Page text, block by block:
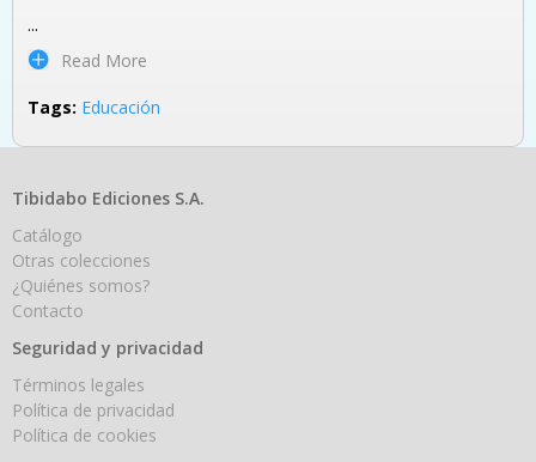
...
Read More
Tags: Educación
Tibidabo Ediciones S.A.
Catálogo
Otras colecciones
¿Quiénes somos?
Contacto
Seguridad y privacidad
Términos legales
Política de privacidad
Política de cookies